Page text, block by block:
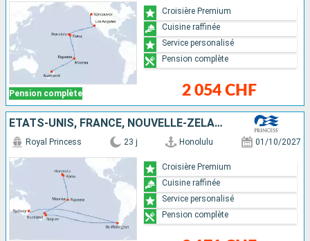
Pension complète 2 054 CHF
Croisière Premium
Cuisine raffinée
Service personalisé
Pension complète
ÉTATS-UNIS, FRANCE, NOUVELLE-ZÉLANDE, CHILI, AUSTRALIE
Royal Princess 23 j Honolulu 01/10/2027
Croisière Premium
Cuisine raffinée
Service personalisé
Pension complète